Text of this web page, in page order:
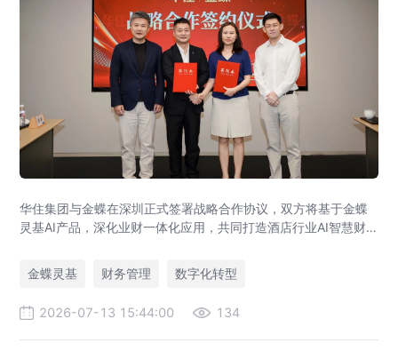
华住集团与金蝶在深圳正式签署战略合作协议，双方将基于金蝶
灵基AI产品，深化业财一体化应用，共同打造酒店行业AI智慧财
金蝶灵基
财务管理 数字化转型
2026-07-13 15:44:00 134